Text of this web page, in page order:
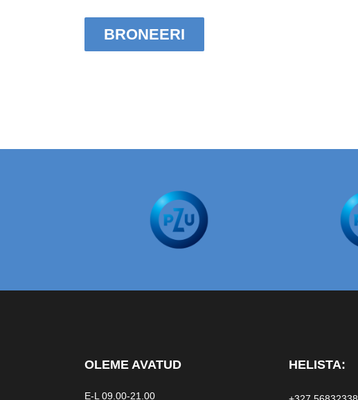
BRONEERI
OLEME AVATUD
E-L 09.00-21.00
HELISTA: